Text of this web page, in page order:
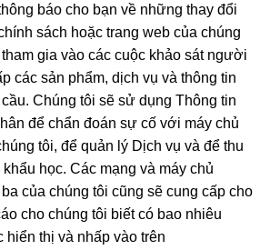
báo cho bạn về những thay đổi
sách hoặc trang web của chúng
gia vào các cuộc khảo sát người
các sản phẩm, dịch vụ và thông tin
Chúng tôi sẽ sử dụng Thông tin
để chẩn đoán sự cố với máy chủ
tôi, để quản lý Dịch vụ và để thu
học. Các mạng và máy chủ
của chúng tôi cũng sẽ cung cấp cho
cho chúng tôi biết có bao nhiêu
thị và nhấp vào trên